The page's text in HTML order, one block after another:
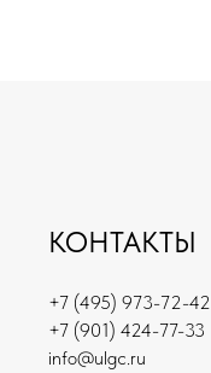
КОНТАКТЫ
+7 (495) 973-72-42
+7 (901) 424-77-33
info@ulgc.ru